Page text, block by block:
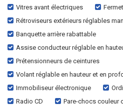
Vitres avant électriques
Rétroviseurs extérieurs réglables
Banquette arrière rabattable
Assise conducteur réglable en
Prétensionneurs de ceintures
Volant réglable en hauteur et en
Immobiliseur électronique
Radio CD
Pare-chocs couleur